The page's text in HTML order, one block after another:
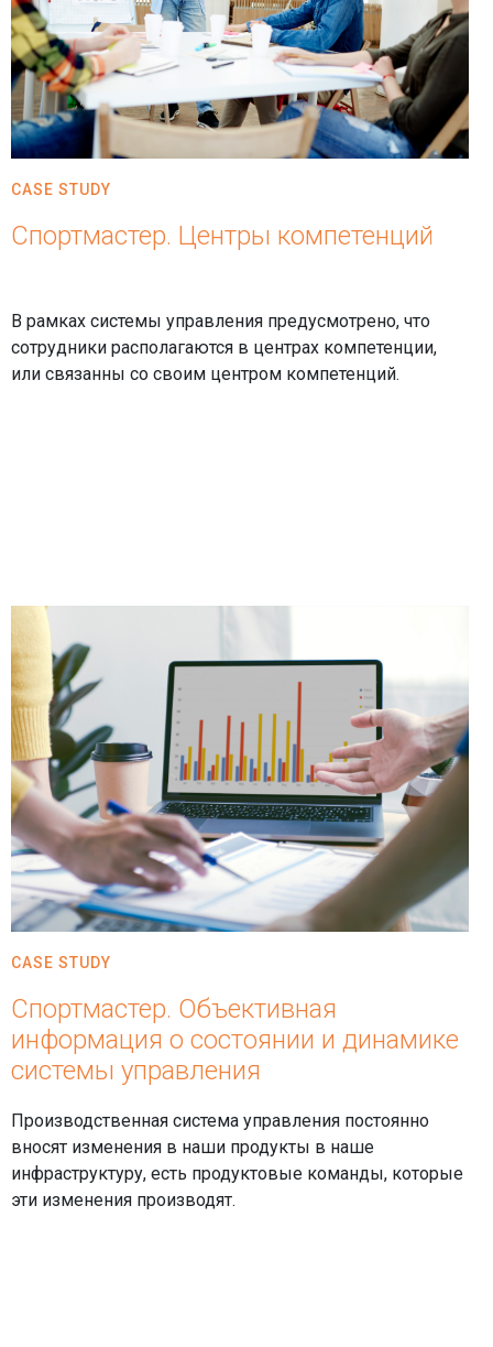
CASE STUDY
Спортмастер. Центры компетенций
В рамках системы управления предусмотрено, что
сотрудники располагаются в центрах компетенции,
или связанны со своим центром компетенций.
CASE STUDY
Спортмастер. Объективная
информация о состоянии и динамике
системы управления
Производственная система управления постоянно
вносят изменения в наши продукты в нашe
инфраструктуру, есть продуктовые команды, которые
эти изменения производят.